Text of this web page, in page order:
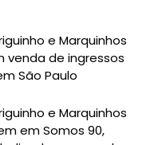
e Marquinhos
venda de ingressos
São Paulo
e Marquinhos
em Somos 90,